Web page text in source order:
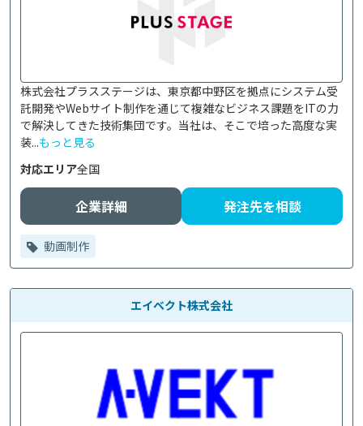
株式会社プラスステージは、東京都中野区を拠点にシステム受
託開発やWebサイト制作を通じて複雑なビジネス課題をITの力
で解決してきた技術集団です。当社は、そこで培った高度な実
装...もっと見る
対応エリア全国
企業詳細 発注先を相談
動画制作
エイベクト株式会社